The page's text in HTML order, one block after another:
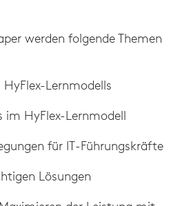
werden folgende Themen
HyFlex-Lernmodells
im HyFlex-Lernmodell
für IT-Führungskräfte
Lösungen